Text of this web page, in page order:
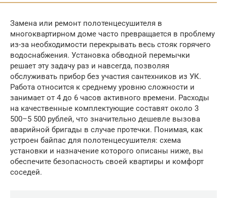
Замена или ремонт полотенцесушителя в
многоквартирном доме часто превращается в проблему
из-за необходимости перекрывать весь стояк горячего
водоснабжения. Установка обводной перемычки
решает эту задачу раз и навсегда, позволяя
обслуживать прибор без участия сантехников из УК.
Работа относится к среднему уровню сложности и
занимает от 4 до 6 часов активного времени. Расходы
на качественные комплектующие составят около 3
500–5 500 рублей, что значительно дешевле вызова
аварийной бригады в случае протечки. Понимая, как
устроен байпас для полотенцесушителя: схема
установки и назначение которого описаны ниже, вы
обеспечите безопасность своей квартиры и комфорт
соседей.